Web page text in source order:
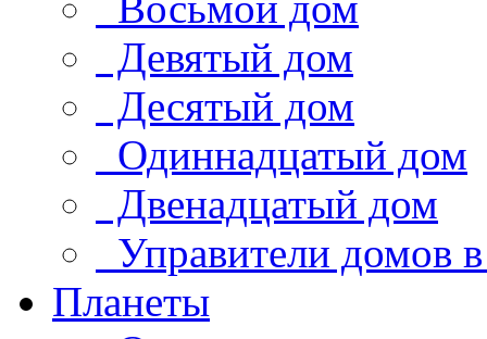
Девятый дом
Десятый дом
Одиннадцатый дом
Двенадцатый дом
Управители домов
Планеты